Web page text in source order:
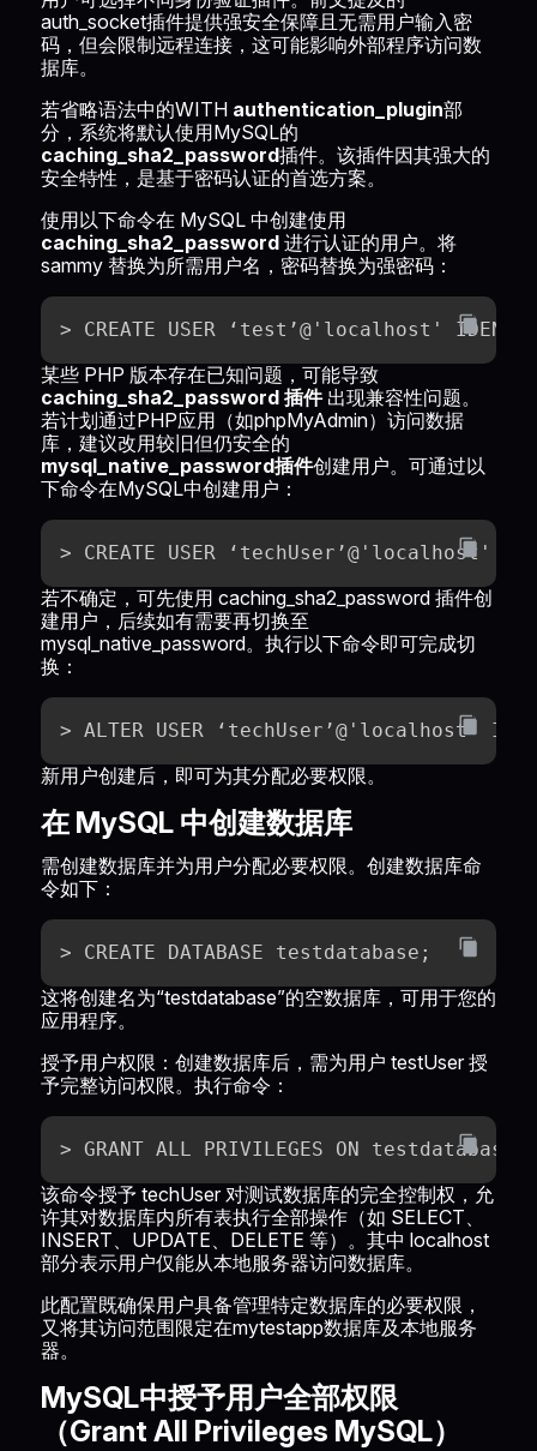
auth_socket插件提供强安全保障且无需用户输入密
码，但会限制远程连接，这可能影响外部程序访问数
据库。
若省略语法中的WITH authentication_plugin部
分，系统将默认使用MySQL的
caching_sha2_password插件。该插件因其强大的
安全特性，是基于密码认证的首选方案。
使用以下命令在 MySQL 中创建使用
caching_sha2_password 进行认证的用户。将
sammy 替换为所需用户名，密码替换为强密码：
> CREATE USER ‘test’@'localhost'
某些 PHP 版本存在已知问题，可能导致
caching_sha2_password 插件出现兼容性问题。
若计划通过PHP应用（如phpMyAdmin）访问数据
库，建议改用较旧但仍安全的
mysql_native_password插件创建用户。可通过以
下命令在MySQL中创建用户：
> CREATE USER ‘techUser’@'localhost'
若不确定，可先使用 caching_sha2_password 插件创
建用户，后续如有需要再切换至
mysql_native_password。执行以下命令即可完成切
换：
> ALTER USER ‘techUser’@'localhost'
新用户创建后，即可为其分配必要权限。
在 MySQL 中创建数据库
需创建数据库并为用户分配必要权限。创建数据库命
令如下：
> CREATE DATABASE testdatabase;
这将创建名为“testdatabase”的空数据库，可用于您的
应用程序。
授予用户权限：创建数据库后，需为用户 testUser 授
予完整访问权限。执行命令：
> GRANT ALL PRIVILEGES ON
该命令授予 techUser 对测试数据库的完全控制权，允
许其对数据库内所有表执行全部操作（如 SELECT、
INSERT、UPDATE、DELETE 等）。其中 localhost
部分表示用户仅能从本地服务器访问数据库。
此配置既确保用户具备管理特定数据库的必要权限，
又将其访问范围限定在mytestapp数据库及本地服务
器。
MySQL中授予用户全部权限
（Grant All Privileges MySQL）